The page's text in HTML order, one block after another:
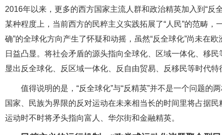
2016年以来，更多的西方国家主流人群和政治精英加入到“反
某种程度上，当前西方的民粹主义实践拓展了“人民”的范畴，
确”的全球化方向产生了怀疑和动摇，虽然“反全球化”尚未在
日益凸显。将社会矛盾的源头指向全球化、区域一体化、移
显出反全球化、反区域一体化、反自由贸易、反移民等时代特
值得说明的是，“反全球化”与“反精英”并不是一个问题
国家、民族为界限的反对运动在未来相当长的时间里将占据
运动时不时将矛头指向富人、华尔街和金融精英。